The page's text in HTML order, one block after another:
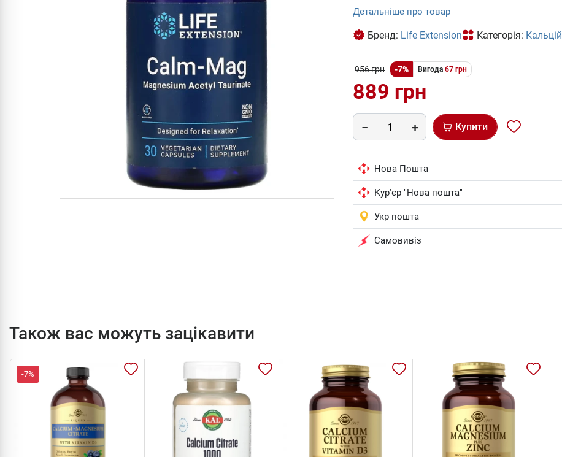
Детальніше про товар
Бренд: Life Extension Категорія: Кальцій
956 грн -7% Вигода 67 грн
889 грн
Купити
Нова Пошта
Кур'єр "Нова пошта"
Укр пошта
Самовивіз
Також вас можуть зацікавити
-7%